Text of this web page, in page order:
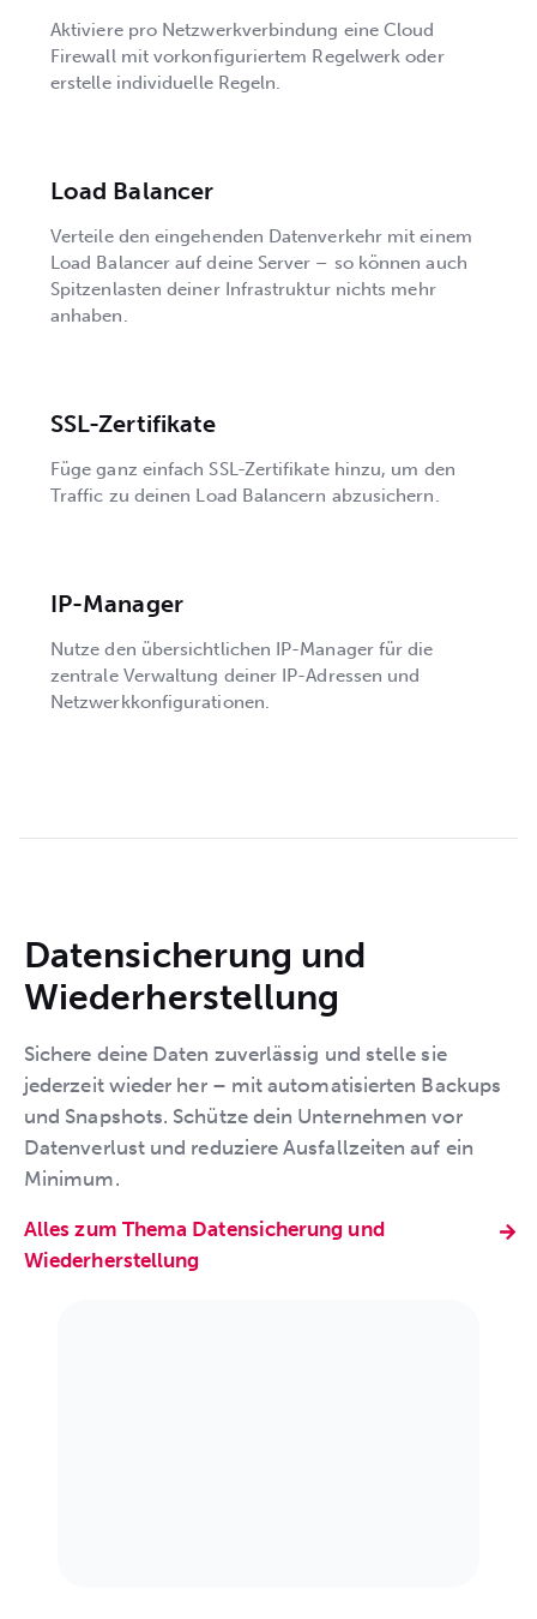
Aktiviere pro Netzwerkverbindung eine Cloud
Firewall mit vorkonfiguriertem Regelwerk oder
erstelle individuelle Regeln.
Load Balancer
Verteile den eingehenden Datenverkehr mit einem
Load Balancer auf deine Server – so können auch
Spitzenlasten deiner Infrastruktur nichts mehr
anhaben.
SSL-Zertifikate
Füge ganz einfach SSL-Zertifikate hinzu, um den
Traffic zu deinen Load Balancern abzusichern.
IP-Manager
Nutze den übersichtlichen IP-Manager für die
zentrale Verwaltung deiner IP-Adressen und
Netzwerkkonfigurationen.
Datensicherung und
Wiederherstellung
Sichere deine Daten zuverlässig und stelle sie
jederzeit wieder her – mit automatisierten Backups
und Snapshots. Schütze dein Unternehmen vor
Datenverlust und reduziere Ausfallzeiten auf ein
Minimum.
Alles zum Thema Datensicherung und
Wiederherstellung